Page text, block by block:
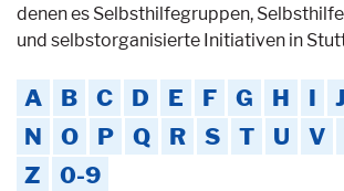
denen es Selbsthilfegruppen,
und selbstorganisierte Initiativen in
A B C D E F G H I J
N
O P Q R S T U V
Z
0-9